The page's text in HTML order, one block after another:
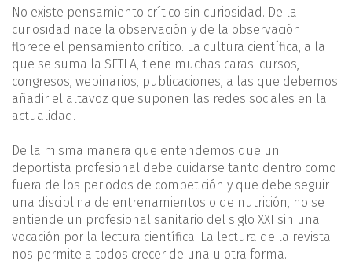
No existe pensamiento crítico sin curiosidad. De la
curiosidad nace la observación y de la observación
florece el pensamiento crítico. La cultura científica, a la
que se suma la SETLA, tiene muchas caras: cursos,
congresos, webinarios, publicaciones, a las que debemos
añadir el altavoz que suponen las redes sociales en la
actualidad.
De la misma manera que entendemos que un
deportista profesional debe cuidarse tanto dentro como
fuera de los periodos de competición y que debe seguir
una disciplina de entrenamientos o de nutrición, no se
entiende un profesional sanitario del siglo XXI sin una
vocación por la lectura científica. La lectura de la revista
nos permite a todos crecer de una u otra forma.